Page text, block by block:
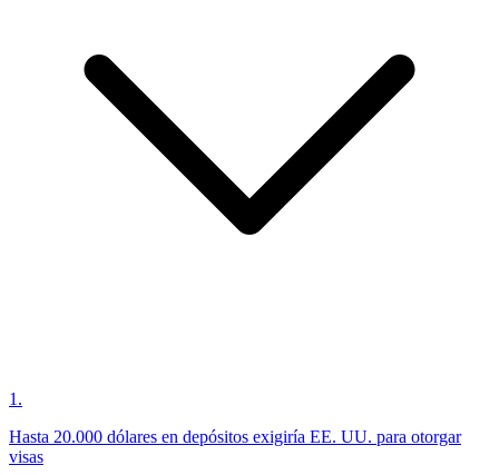
1 .
Hasta 20.000 dólares en depósitos exigiría EE. UU. para otorgar
visas